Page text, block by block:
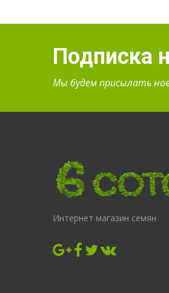
Подписка
Мы будем присылать
Интернет магазин семян